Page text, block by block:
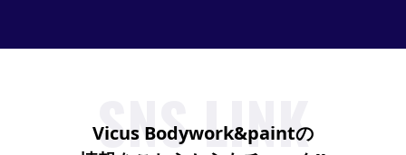
SNS LINK
Vicus Bodywork&paintの